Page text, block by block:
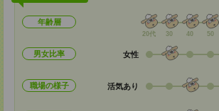
年齢層
20代 30 40 50
男女比率 女性
職場の様子 活気あり